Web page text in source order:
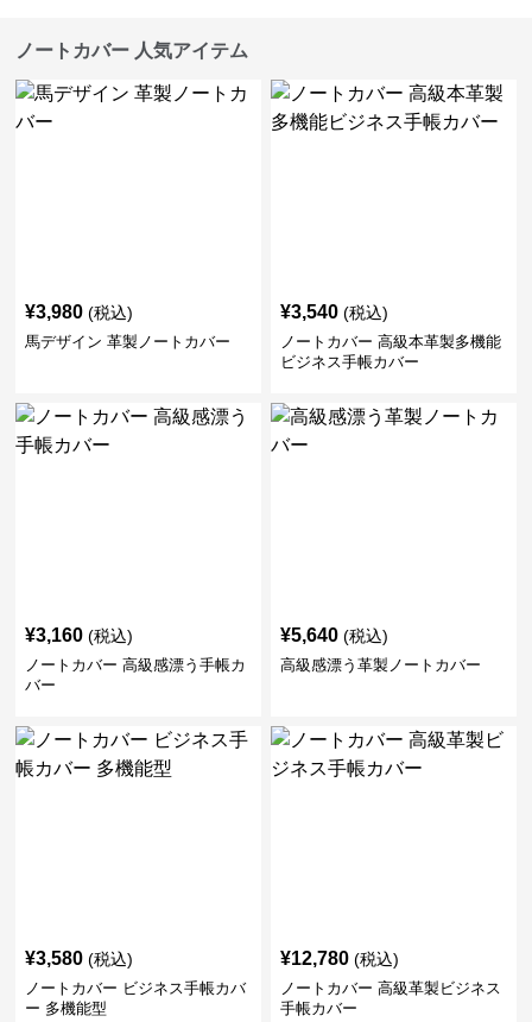
ノートカバー 人気アイテム
¥3,980 (税込)
馬デザイン 革製ノートカバー
¥3,540 (税込)
ノートカバー 高級本革製多機能
ビジネス手帳カバー
¥3,160 (税込)
ノートカバー 高級感漂う手帳カ
バー
¥5,640 (税込)
高級感漂う革製ノートカバー
¥3,580 (税込)
ノートカバー ビジネス手帳カバ
ー 多機能型
¥12,780 (税込)
ノートカバー 高級革製ビジネス
手帳カバー